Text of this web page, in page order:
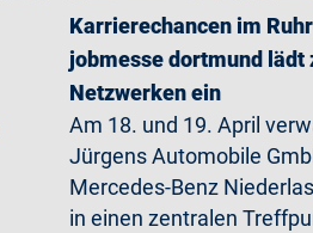
Karrierechancen im
jobmesse dortmund lädt
Netzwerken ein
Am 18. und 19. April
Jürgens Automobile
Mercedes-Benz
in einen zentralen